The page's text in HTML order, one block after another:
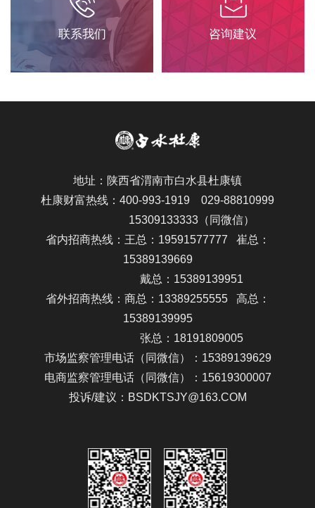
联系我们 咨询建议
地址：陕西省渭南市白水县杜康镇
杜康财富热线：400-993-1919 029-88810999
15309133333（同微信）
省内招商热线：王总：19591577777 崔总：
15389139669
戴总：15389139951
省外招商热线：商总：13389255555 高总：
15389139995
张总：18191809005
市场监察管理电话（同微信）：15389139629
电商监察管理电话（同微信）：15619300007
投诉/建议：BSDKTSJY@163.COM